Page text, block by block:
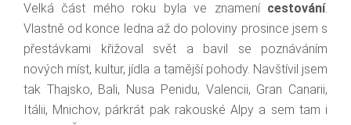
Velká část mého roku byla ve znamení cestování.
Vlastně od konce ledna až do poloviny prosince jsem s
přestávkami křižoval svět a bavil se poznáváním
nových míst, kultur, jídla a tamější pohody. Navštívil jsem
tak Thajsko, Bali, Nusa Penidu, Valencii, Gran Canarii,
Itálii, Mnichov, párkrát pak rakouské Alpy a sem tam i